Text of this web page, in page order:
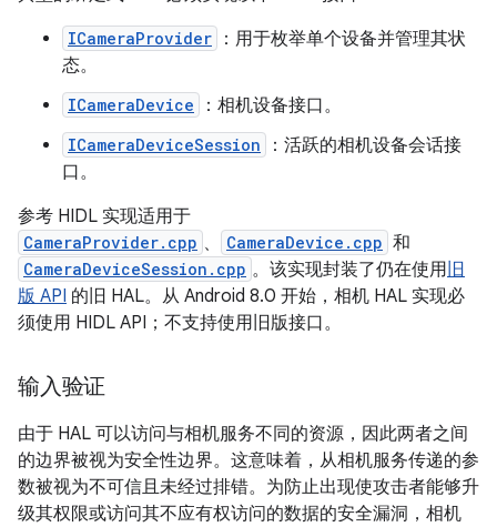
ICameraProvider
：用于枚举单个设备并管理其状
态。
ICameraDevice ：相机设备接口。
ICameraDeviceSession
：活跃的相机设备会话接
口。
参考 HIDL 实现适用于
CameraProvider.cpp 、 CameraDevice.cpp 和
CameraDeviceSession.cpp 。该实现封装了仍在使用 旧
版 API 的旧 HAL。从 Android 8.0 开始，相机 HAL 实现必
须使用 HIDL API；不支持使用旧版接口。
输入验证
由于 HAL 可以访问与相机服务不同的资源，因此两者之间
的边界被视为安全性边界。这意味着，从相机服务传递的参
数被视为不可信且未经过排错。为防止出现使攻击者能够升
级其权限或访问其不应有权访问的数据的安全漏洞，相机